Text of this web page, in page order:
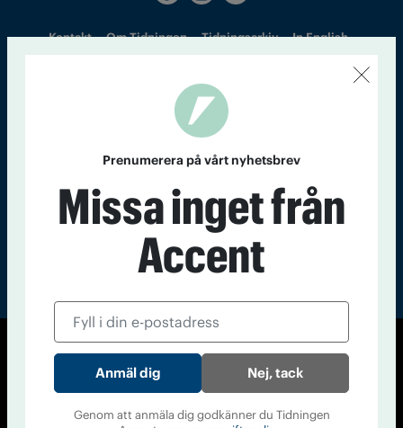
Kontakt Om Tidningen Tidningsarkiv In English
Accent
© Tidningen Accent 2026
Cookiepolicy
Personuppgiftspolicy
Prenumerera på vårt nyhetsbrev
Missa inget från
Accent
Nej, tack
Genom att anmäla dig godkänner du Tidningen